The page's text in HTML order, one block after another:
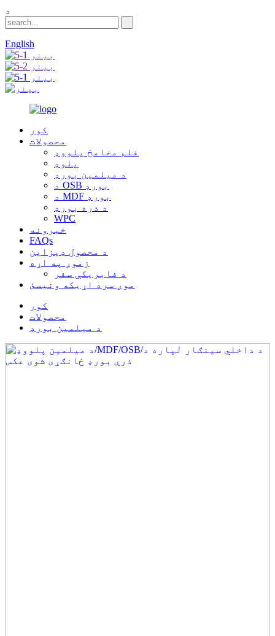
د
English
کور
محصولات
فلم مخامخ پلووډ
پلوډ
د میلمین بورډ
د OSB بورډ
د MDF بورډ
د ذره بورډ
WPC
خبرونه
FAQs
د محصول ډیزاین
زموږ په اړه
د فابریکې سفر
موږ سره اړیکه ونیسئ
کور
محصولات
د میلمین بورډ